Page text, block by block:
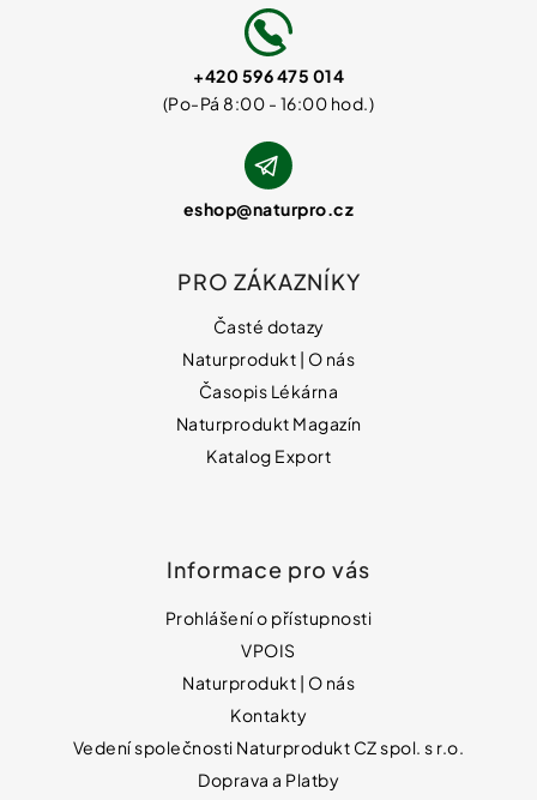
eshop@naturpro.cz
+420 596 475 014
PRO ZÁKAZNÍKY
Časté dotazy
Naturprodukt | O nás
Časopis Lékárna
Naturprodukt Magazín
Katalog Export
Informace pro vás
Prohlášení o přístupnosti
VPOIS
Naturprodukt | O nás
Kontakty
Vedení společnosti Naturprodukt CZ spol. s r.o.
Doprava a Platby